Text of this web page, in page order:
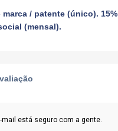
marca / patente (único). 15%
(mensal).
mail está seguro com a gente.